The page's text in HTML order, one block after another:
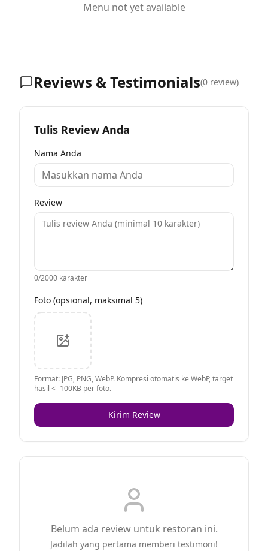
Menu not yet available
Reviews & Testimonials(0 review)
Tulis Review Anda
Nama Anda
Review
0/2000 karakter
Foto (opsional, maksimal 5)
Format: JPG, PNG, WebP. Kompresi otomatis ke WebP, target
hasil <=100KB per foto.
Kirim Review
Belum ada review untuk restoran ini.
Jadilah yang pertama memberi testimoni!